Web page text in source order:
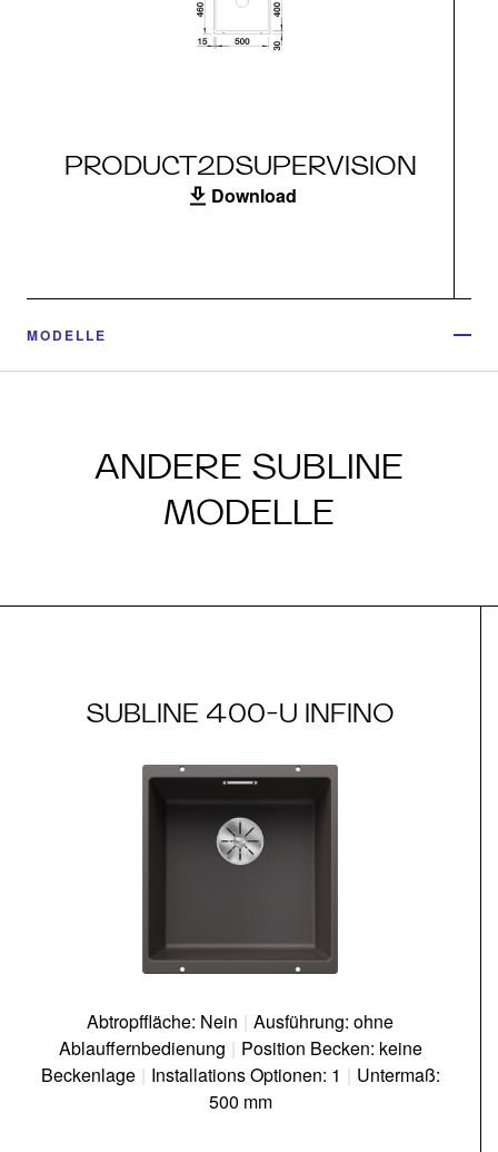
PRODUCT2DSUPERVISION
Download
MODELLE
ANDERE SUBLINE
MODELLE
SUBLINE 400-U INFINO
Abtropffläche: Nein | Ausführung: ohne
Ablauffernbedienung | Position Becken: keine
Beckenlage | Installations Optionen: 1 | Untermaß:
500 mm